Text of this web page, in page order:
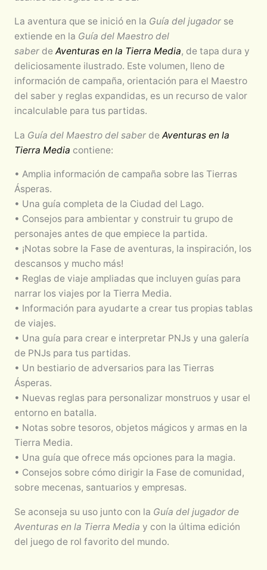
La aventura que se inició en la Guía del jugadorse
extiende en la Guía del Maestro del
saber de Aventuras en la Tierra Media, de tapa dura y
deliciosamente ilustrado. Este volumen, lleno de
información de campaña, orientación para el Maestro
del saber y reglas expandidas, es un recurso de valor
incalculable para tus partidas.
La Guía del Maestro del saberde Aventuras en la
Tierra Media contiene:
• Amplia información de campaña sobre las Tierras
Ásperas.
• Una guía completa de la Ciudad del Lago.
• Consejos para ambientar y construir tu grupo de
personajes antes de que empiece la partida.
• ¡Notas sobre la Fase de aventuras, la inspiración, los
descansos y mucho más!
• Reglas de viaje ampliadas que incluyen guías para
narrar los viajes por la Tierra Media.
• Información para ayudarte a crear tus propias tablas
de viajes.
• Una guía para crear e interpretar PNJs y una galería
de PNJs para tus partidas.
• Un bestiario de adversarios para las Tierras
Ásperas.
• Nuevas reglas para personalizar monstruos y usar el
entorno en batalla.
• Notas sobre tesoros, objetos mágicos y armas en la
Tierra Media.
• Una guía que ofrece más opciones para la magia.
• Consejos sobre cómo dirigir la Fase de comunidad,
sobre mecenas, santuarios y empresas.
Se aconseja su uso junto con la Guía del jugador de
Aventuras en la Tierra Media y con la última edición
del juego de rol favorito del mundo.